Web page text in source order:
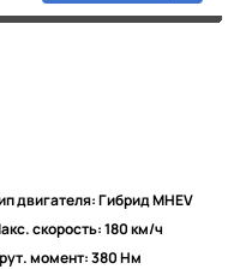
двигателя: Гибрид MHEV
скорость: 180 км/ч
момент: 380 Нм